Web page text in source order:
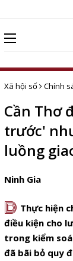
Xã hội số Chính
Cần Thơ
trước'
luồng
Ninh Gia
D Thực hiện
điều kiện cho
trong kiểm
đã bãi bỏ quy